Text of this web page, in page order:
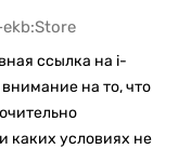
ссылка на i-
на то, что
каких условиях не